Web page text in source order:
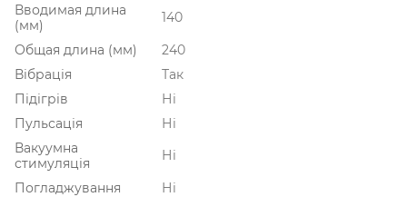
Вводимая длина
(мм)
140
Общая длина (мм)
240
Вібрація
Так
Підігрів
Ні
Пульсація
Ні
Вакуумна
стимуляція
Ні
Погладжування
Ні